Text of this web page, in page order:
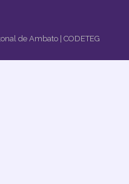
de Ambato | CODETEG